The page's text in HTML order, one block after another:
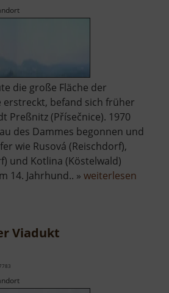
die große Fläche der
befand sich früher
Preßnitz (Přísečnice). 1970
des Dammes begonnen und
wie Rusová (Reischdorf),
und Kotlina (Köstelwald)
14. Jahrhund.. » weiterlesen
Viadukt